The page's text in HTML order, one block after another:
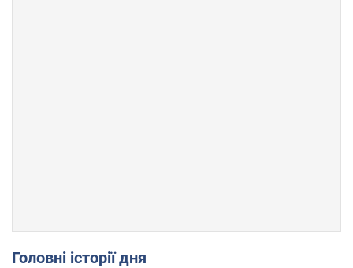
Головні історії дня